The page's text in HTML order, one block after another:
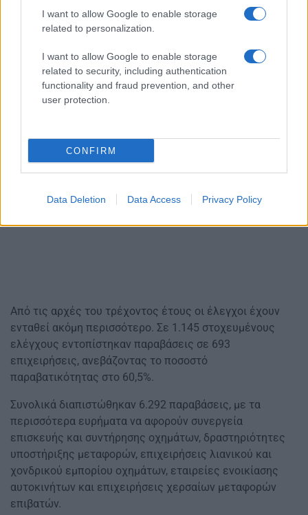
I want to allow Google to enable storage
related to personalization.
I want to allow Google to enable storage
related to security, including authentication
functionality and fraud prevention, and other
user protection.
CONFIRM
Data Deletion Data Access Privacy Policy
Από τις αρχές του τρέχοντος έτους οι έλεγχοι έχουν
ενταθεί ακόμη περισσότερο. Σε 1.145 στοχευμένους
ελέγχους εντοπίστηκαν παραβάσεις σε 693
επιχειρήσεις, ανεβάζοντας το ποσοστό
παραβατικότητας στο 60,5%.
Συνολικά διαπιστώθηκαν 6.292 παραβάσεις, με τα
περισσότερα ευρήματα να αφορούν συνεργεία
επισκευής και συντήρησης οχημάτων, δραστηριότητες
υποστήριξης μεταφορών, επιχειρήσεις λιανικού και
χονδρικού εμπορίου οχημάτων, εταιρείες ενοικίασης
αυτοκινήτων και επιχειρήσεις χερσαίων μεταφορών
επιβατών.